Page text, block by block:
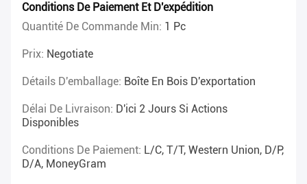
Conditions De Paiement Et D'expédition
Quantité De Commande Min: 1 Pc
Prix: Negotiate
Détails D'emballage: Boîte En Bois D'exportation
Délai De Livraison: D'ici 2 Jours Si Actions
Disponibles
Conditions De Paiement: L/C, T/T, Western Union, D/P,
D/A, MoneyGram